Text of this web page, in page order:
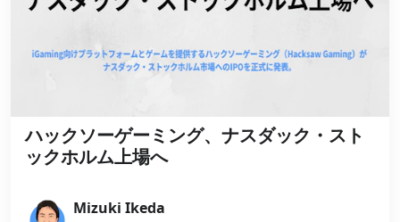
ハックソーゲーミング、ナスダック・スト
ックホルム上場へ
Mizuki Ikeda